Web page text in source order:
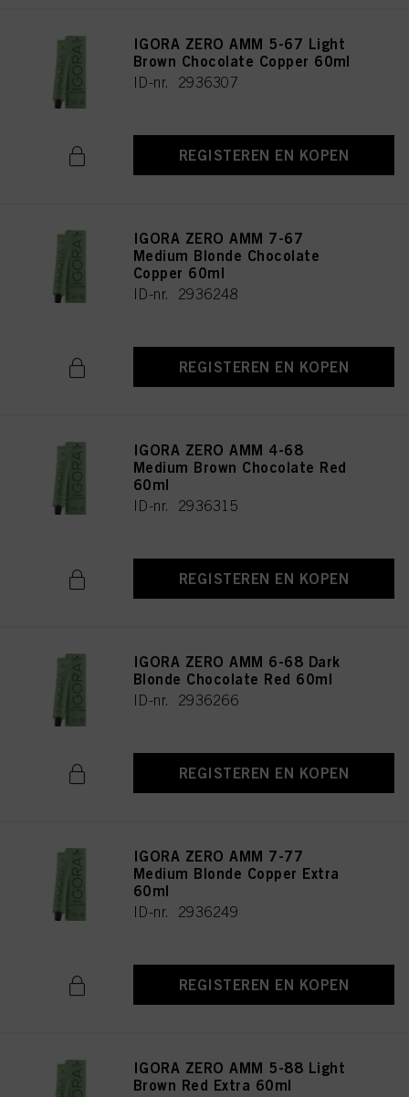
IGORA ZERO AMM 5-67 Light
Brown Chocolate Copper 60ml
ID-nr. 2936307
REGISTEREN EN KOPEN
IGORA ZERO AMM 7-67
Medium Blonde Chocolate
Copper 60ml
ID-nr. 2936248
REGISTEREN EN KOPEN
IGORA ZERO AMM 4-68
Medium Brown Chocolate Red
60ml
ID-nr. 2936315
REGISTEREN EN KOPEN
IGORA ZERO AMM 6-68 Dark
Blonde Chocolate Red 60ml
ID-nr. 2936266
REGISTEREN EN KOPEN
IGORA ZERO AMM 7-77
Medium Blonde Copper Extra
60ml
ID-nr. 2936249
REGISTEREN EN KOPEN
IGORA ZERO AMM 5-88 Light
Brown Red Extra 60ml